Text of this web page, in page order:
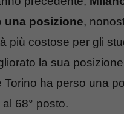
una posizione,
più costose per gli
la sua
Torino ha perso una
68° posto.